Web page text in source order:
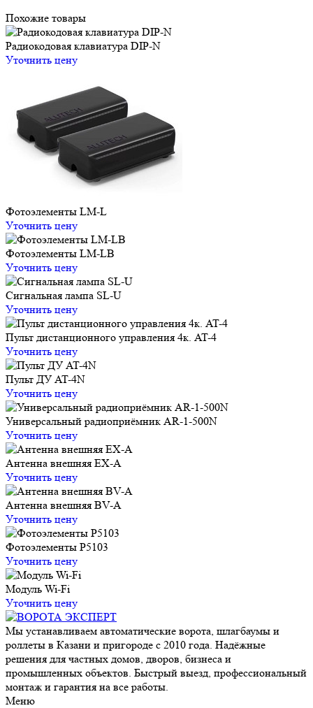
Похожие товары
Радиокодовая клавиатура DIP-N
Уточнить цену
Фотоэлементы LM-L
Уточнить цену
Фотоэлементы LM-LB
Уточнить цену
Сигнальная лампа SL-U
Уточнить цену
Пульт дистанционного управления 4к. AT-4
Уточнить цену
Пульт ДУ AT-4N
Уточнить цену
Универсальный радиоприёмник AR-1-500N
Уточнить цену
Антенна внешняя EX-A
Уточнить цену
Антенна внешняя BV-A
Уточнить цену
Фотоэлементы P5103
Уточнить цену
Модуль Wi-Fi
Уточнить цену
Мы устанавливаем автоматические ворота, шлагбаумы и
роллеты в Казани и пригороде с 2010 года. Надёжные
решения для частных домов, дворов, бизнеса и
промышленных объектов. Быстрый выезд, профессиональный
монтаж и гарантия на все работы.
Меню